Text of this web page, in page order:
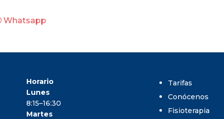
Whatsapp
Horario
Lunes
8:15–16:30
Martes
Tarifas
Conócenos
Fisioterapia